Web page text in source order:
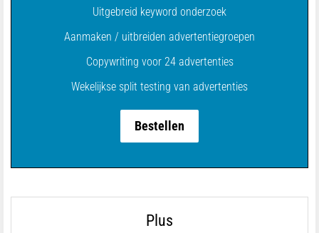
Uitgebreid keyword onderzoek
Aanmaken / uitbreiden advertentiegroepen
Copywriting voor 24 advertenties
Wekelijkse split testing van advertenties
Bestellen
Plus